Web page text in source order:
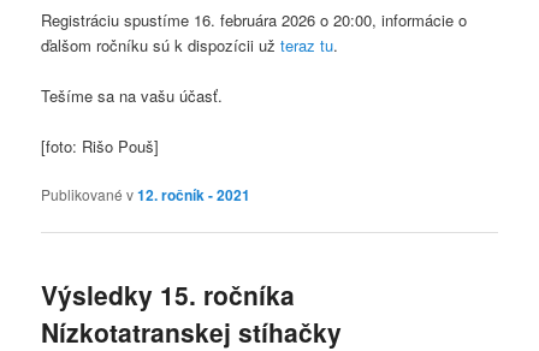
Registráciu spustíme 16. februára 2026 o 20:00, informácie o
ďalšom ročníku sú k dispozícii užteraz tu.
Tešíme sa na vašu účasť.
[foto: Rišo Pouš]
Publikované v12. ročník - 2021
Výsledky 15. ročníka
Nízkotatranskej stíhačky